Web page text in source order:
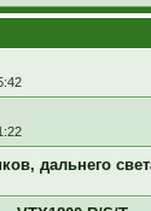
дальнего